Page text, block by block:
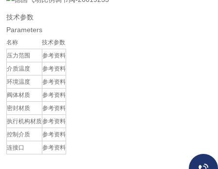
技术参数
Parameters
名称
技术参数
压力范围
参考资料
介质温度
参考资料
环境温度
参考资料
阀体材质
参考资料
密封材质
参考资料
执行机构材质参考资料
控制介质
参考资料
连接口
参考资料